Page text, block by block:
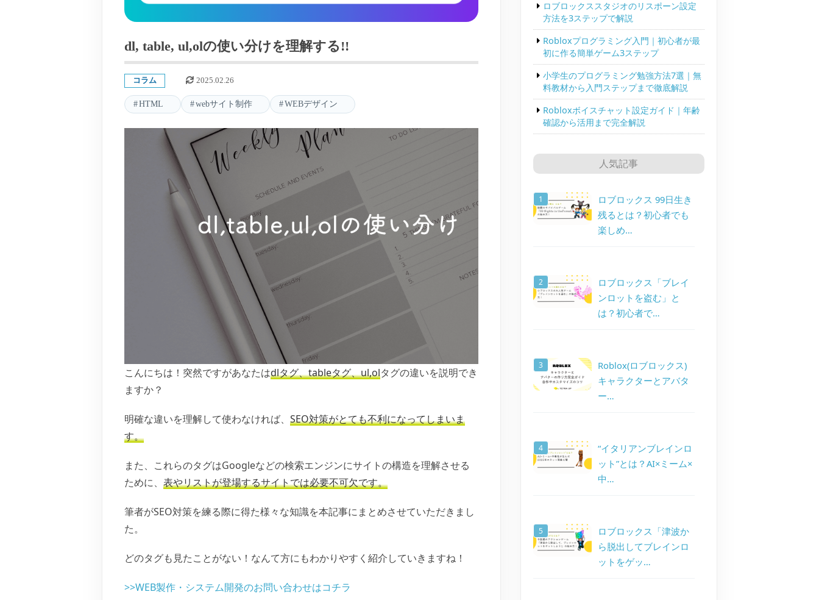
dl, table, ul,olの使い分けを理解する!!
コラム 2025.02.26
HTML webサイト制作 WEBデザイン
こんにちは！突然ですがあなたはdlタグ、tableタグ、ul,olタグの違いを説明でき
ますか？
明確な違いを理解して使わなければ、 SEO対策がとても不利になってしまいま
す。
また、これらのタグはGoogleなどの検索エンジンにサイトの構造を理解させる
ために、 表やリストが登場するサイトでは必要不可欠です。
筆者がSEO対策を練る際に得た様々な知識を本記事にまとめさせていただきまし
た。
どのタグも見たことがない！なんて方にもわかりやすく紹介していきますね！
>>WEB製作・システム開発のお問い合わせはコチラ
ロブロックススタジオのリスポーン設定
方法を3ステップで解説
Robloxプログラミング入門｜初心者が最
初に作る簡単ゲーム3ステップ
小学生のプログラミング勉強方法7選｜無
料教材から入門ステップまで徹底解説
Robloxボイスチャット設定ガイド｜年齢
確認から活用まで完全解説
人気記事
ロブロックス 99日生き
残るとは？初心者でも
楽しめ…
ロブロックス「ブレイ
ンロットを盗む」と
は？初心者で…
Roblox(ロブロックス)
キャラクターとアバタ
ー…
“イタリアンブレインロ
ット”とは？AI×ミーム×
中…
ロブロックス「津波か
ら脱出してブレインロ
ットをゲッ…